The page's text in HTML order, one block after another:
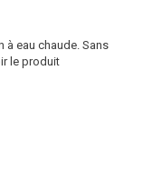
à eau chaude. Sans
le produit